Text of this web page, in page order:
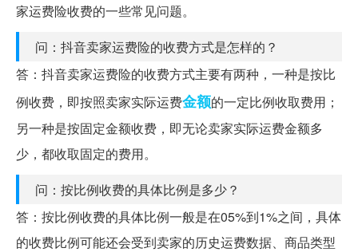
家运费险收费的一些常见问题。
问：抖音卖家运费险的收费方式是怎样的？
答：抖音卖家运费险的收费方式主要有两种，一种是按比
例收费，即按照卖家实际运费金额的一定比例收取费用；
另一种是按固定金额收费，即无论卖家实际运费金额多
少，都收取固定的费用。
问：按比例收费的具体比例是多少？
答：按比例收费的具体比例一般是在05%到1%之间，具体
的收费比例可能还会受到卖家的历史运费数据、商品类型